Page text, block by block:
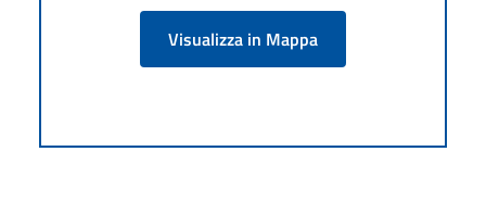
Visualizza in Mappa